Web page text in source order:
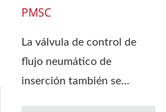
PMSC
La válvula de control de
flujo neumático de
inserción también se